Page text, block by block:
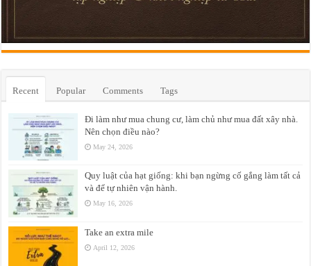
Recent Popular Comments Tags
Đi làm như mua chung cư, làm chủ như mua đất xây nhà.
Nên chọn điều nào?
May 24, 2026
Quy luật của hạt giống: khi bạn ngừng cố gắng làm tất cả
và để tự nhiên vận hành.
May 16, 2026
Take an extra mile
April 12, 2026